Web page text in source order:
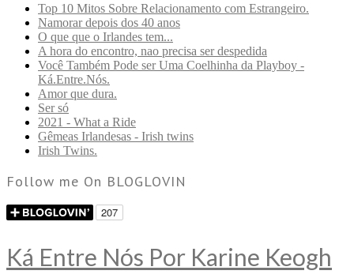
Top 10 Mitos Sobre Relacionamento com Estrangeiro.
Namorar depois dos 40 anos
O que que o Irlandes tem...
A hora do encontro, nao precisa ser despedida
Você Também Pode ser Uma Coelhinha da Playboy -
Ká.Entre.Nós.
Amor que dura.
Ser só
2021 - What a Ride
Gêmeas Irlandesas - Irish twins
Irish Twins.
Follow me On BLOGLOVIN
Ká Entre Nós Por Karine Keogh